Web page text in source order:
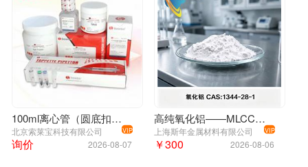
100ml离心管（圆底扣盖）国产
北京索莱宝科技有限公司 VIP
2026-08-07
询价
高纯氧化铝——MLCC电子陶瓷/蓝宝石衬底/先进陶瓷/催化剂载体专用
上海斯年金属材料有限公司 VIP
2026-08-06
￥300